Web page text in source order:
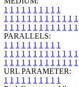
1 1 1 1 1 1 1 1 1 1
1 1 1 1 1 1 1 1 1 1 1 1 1
1 1 1 1 1 1 1 1 1 1 1 1 1
PARALLELS:
1 1 1 1 1 1 1 1 1 1
1 1 1 1 1 1 1 1 1 1 1 1 1
1 1 1 1 1 1 1 1 1 1 1 1 1
URL PARAMETER:
1 1 1 1 1 1 1 1 1 1